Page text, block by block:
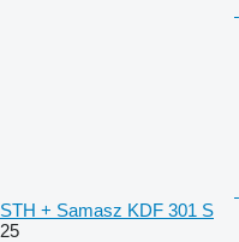
STH + Samasz KDF 301 S
25